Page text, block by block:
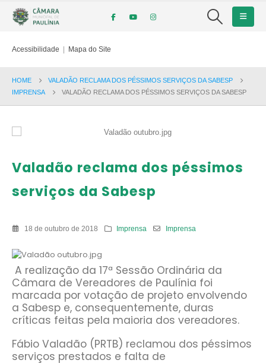
Acessibilidade | Mapa do Site
HOME
VALADÃO RECLAMA DOS PÉSSIMOS SERVIÇOS DA SABESP
IMPRENSA
VALADÃO RECLAMA DOS PÉSSIMOS SERVIÇOS DA SABESP
Valadão reclama dos péssimos
serviços da Sabesp
18 de outubro de 2018 Imprensa Imprensa
A realização da 17ª Sessão Ordinária da
Câmara de Vereadores de Paulínia foi
marcada por votação de projeto envolvendo
a Sabesp e, consequentemente, duras
críticas feitas pela maioria dos vereadores.
Fábio Valadão (PRTB) reclamou dos péssimos
serviços prestados e falta de